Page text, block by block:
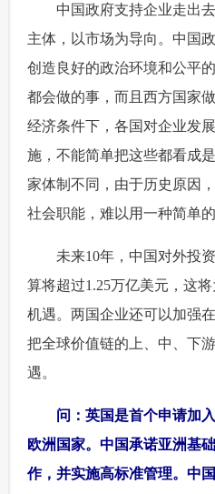
中国政府支持企业走出去
主体，以市场为导向。中国
创造良好的政治环境和公平
都会做的事，而且西方国家
经济条件下，各国对企业发
施，不能简单把这些都看成
家体制不同，由于历史原因
社会职能，难以用一种简单
未来10年，中国对外投资
算将超过1.25万亿美元，这
机遇。两国企业还可以加强
把全球价值链的上、中、下
遇。
问：英国是首个申请加入
欧洲国家。中国承诺亚洲基
作，并实施高标准管理。中